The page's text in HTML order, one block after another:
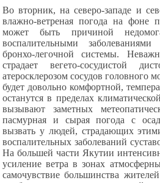
Во вторник, на северо-западе и
влажно-ветреная погода на фоне
может быть причиной
воспалительными
бронхо-легочной системы.
страдает вегето-сосудистой
атеросклерозом сосудов головного
будет довольно комфортной,
останутся в пределах
вызывают заметных
пасмурная и сырая погода с
вызвать у людей, страдающих
воспалительных заболеваний
На большей части Якутии
усиление ветра в зонах
самочувствие большинства